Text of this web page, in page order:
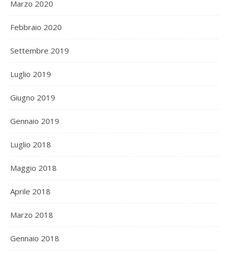
Marzo 2020
Febbraio 2020
Settembre 2019
Luglio 2019
Giugno 2019
Gennaio 2019
Luglio 2018
Maggio 2018
Aprile 2018
Marzo 2018
Gennaio 2018